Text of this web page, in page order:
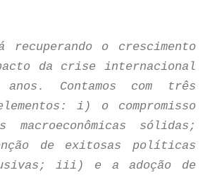
recuperando o crescimento
da crise internacional
Contamos com três
i) o compromisso
macroeconômicas sólidas;
de exitosas políticas
iii) e a adoção de